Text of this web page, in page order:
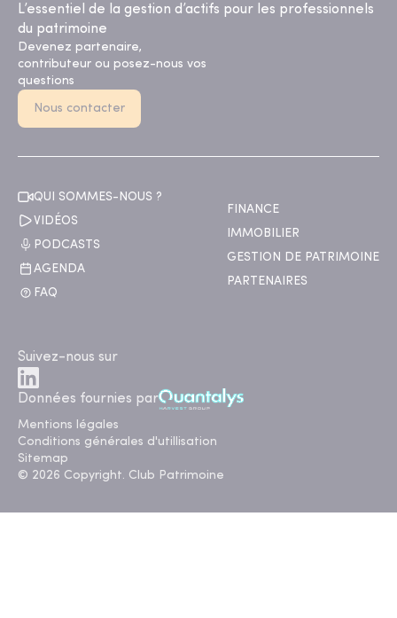
L’essentiel de la gestion d’actifs pour les professionnels
du patrimoine
Devenez partenaire,
contributeur ou posez-nous vos
questions
Nous contacter
QUI SOMMES-NOUS ?
VIDÉOS
PODCASTS
AGENDA
FAQ
FINANCE
IMMOBILIER
GESTION DE PATRIMOINE
PARTENAIRES
Suivez-nous sur
Données fournies par
Mentions légales
Conditions générales d'utillisation
Sitemap
© 2026 Copyright. Club Patrimoine